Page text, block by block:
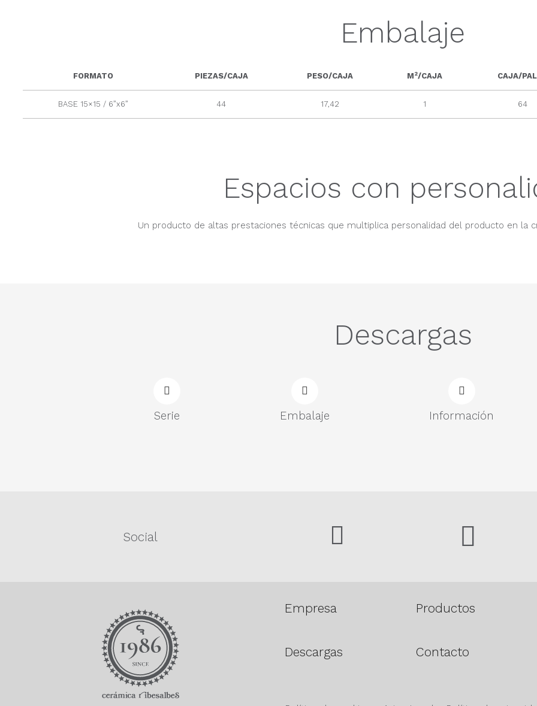
Embalaje
FORMATO PIEZAS/CAJA PESO/CAJA M2/CAJA CAJA/
BASE 15×15 / 6”x6” 44 17,42 1 64
Espacios con
Un producto de altas prestaciones técnicas que multiplica personalidad del producto en la
Descargas
Serie Embalaje Información
Social
Empresa
Descargas
Productos
Contacto